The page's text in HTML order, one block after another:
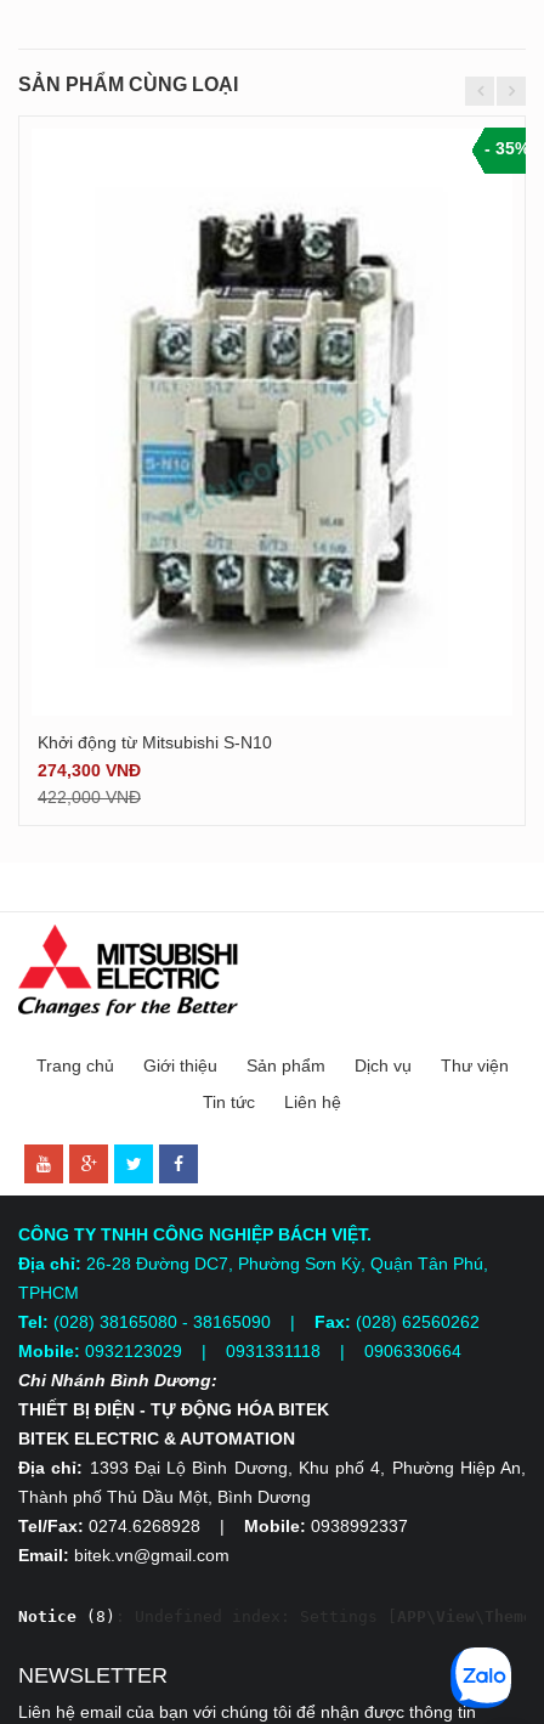
SẢN PHẨM CÙNG LOẠI
Xem chi tiết
Khởi động từ Mitsubishi S-N10
274,300 VNĐ
422,000 VNĐ
- 35%
Trang chủ Giới thiệu Sản phẩm Dịch vụ
Thư viện
Tin tức
Liên hệ
CÔNG TY TNHH CÔNG NGHIỆP BÁCH VIỆT.
Địa chỉ: 26-28 Đường DC7, Phường Sơn Kỳ, Quận Tân Phú,
TPHCM
Tel: (028) 38165080 - 38165090 | Fax: (028) 62560262
Mobile: 0932123029 | 0931331118 | 0906330664
Chi Nhánh Bình Dương:
THIẾT BỊ ĐIỆN - TỰ ĐỘNG HÓA BITEK
BITEK ELECTRIC & AUTOMATION
Địa chỉ: 1393 Đại Lộ Bình Dương, Khu phố 4, Phường Hiệp An,
Thành phố Thủ Dầu Một, Bình Dương
Tel/Fax: 0274.6268928 | Mobile: 0938992337
Email: bitek.vn@gmail.com
Notice (8)
NEWSLETTER
Liên hệ email của bạn với chúng tôi để nhận được thông tin